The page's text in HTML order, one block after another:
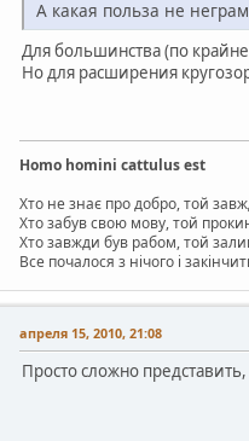
А какая польза не
Для большинства (по
Но для расширения
Homo homini cattulus est
Хто не знає про добро, той
Хто забув свою мову, той
Хто завжди був рабом, той
Все почалося з нічого і
апреля 15, 2010, 21:08
Просто сложно